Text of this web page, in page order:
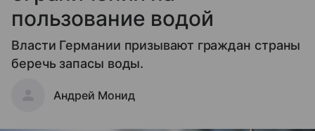
пользование водой
Власти Германии призывают граждан страны
беречь запасы воды.
Андрей Монид